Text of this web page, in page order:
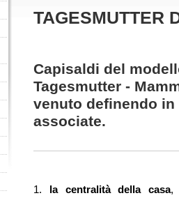
TAGESMUTTER
Capisaldi del
Tagesmutter -
venuto definendo
associate.
1. la centralità della casa,